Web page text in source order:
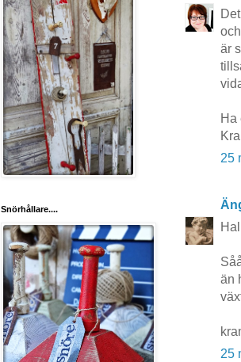
är
Ha
25
än
25
Snörhållare....